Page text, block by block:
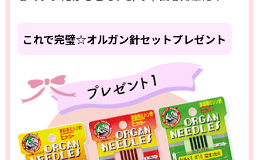
これで完璧☆オルガン針セットプレゼント